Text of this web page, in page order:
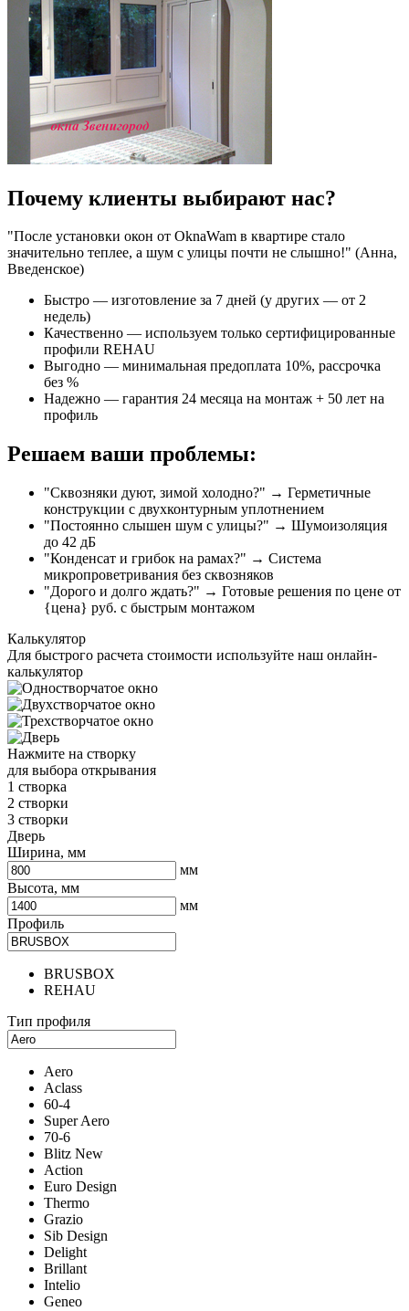
Почему клиенты выбирают нас?
"После установки окон от OknaWam в квартире стало
значительно теплее, а шум с улицы почти не слышно!" (Анна,
Введенское)
Быстро — изготовление за 7 дней (у других — от 2
недель)
Качественно — используем только сертифицированные
профили REHAU
Выгодно — минимальная предоплата 10%, рассрочка
без %
Надежно — гарантия 24 месяца на монтаж + 50 лет на
профиль
Решаем ваши проблемы:
"Сквозняки дуют, зимой холодно?" → Герметичные
конструкции с двухконтурным уплотнением
"Постоянно слышен шум с улицы?" → Шумоизоляция
до 42 дБ
"Конденсат и грибок на рамах?" → Система
микропроветривания без сквозняков
"Дорого и долго ждать?" → Готовые решения по цене от
{цена} руб. с быстрым монтажом
Калькулятор
Для быстрого расчета стоимости используйте наш онлайн-
калькулятор
Нажмите на створку
для выбора открывания
1 створка
2 створки
3 створки
Дверь
Ширина, мм
мм
Высота, мм
мм
Профиль
BRUSBOX
REHAU
Тип профиля
Aero
Aclass
60-4
Super Aero
70-6
Blitz New
Action
Euro Design
Thermo
Grazio
Sib Design
Delight
Brillant
Intelio
Geneo